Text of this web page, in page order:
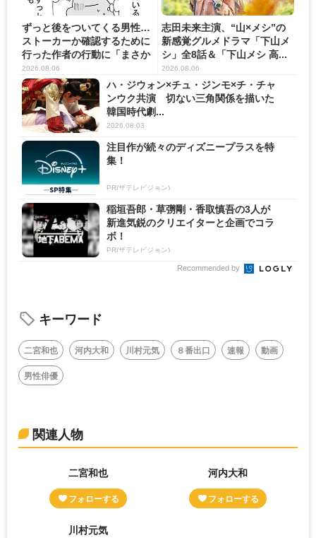
ずっと後をついてくる男性…
ストーカーか確認するために
行った作者の行動に「まさか
の...
2026.08.06
志田未来主演、“山×メシ”の
新感覚グルメドラマ「下山メ
シ」全8話＆「下山メシ 高...
2026.08.06
ハ・ジウォン×チュ・ジンモ×チ・チャ
ンウク共演 切ない三角関係を描いた
韓国時代劇...
2026.08.03
注目作が続々のディズニープラスを特
集！
PR(ザテレビジョン)
稲垣吾郎・草彅剛・香取慎吾の3人が
新進気鋭のクリエイターと企画でコラ
ボ！
PR(ザテレビジョン)
Recommended by
キーワード
二宮和也 河内大和 川村元気 ８番出口 速報
動画
男性俳優
関連人物
二宮和也 河内大和
川村元気